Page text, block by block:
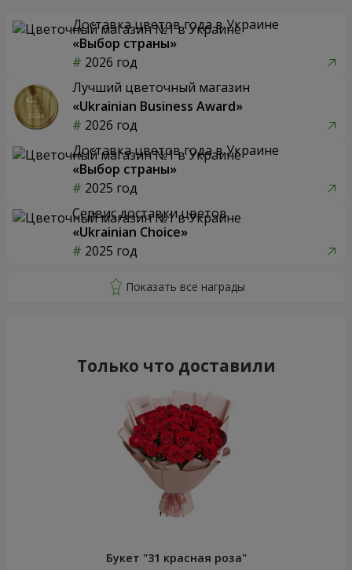
Доставка цветов года в Украине
«Выбор страны»
2026 год
Лучший цветочный магазин
«Ukrainian Business Award»
2026 год
Доставка цветов года в Украине
«Выбор страны»
2025 год
Сервис доставки цветов
«Ukrainian Choice»
2025 год
Только что доставили
Букет "31 красная роза"